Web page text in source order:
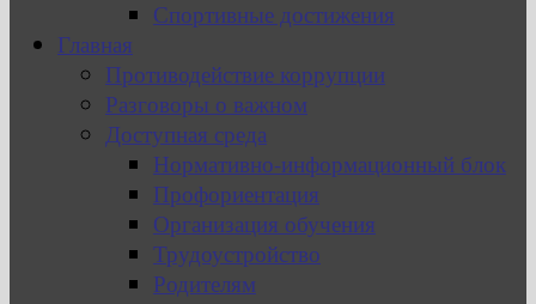
Спортивные достижения
Главная
Противодействие коррупции
Разговоры о важном
Доступная среда
Нормативно-информационный блок
Профориентация
Организация обучения
Трудоустройство
Родителям